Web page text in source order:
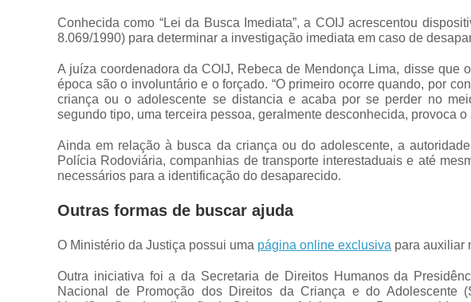
Conhecida como “Lei da Busca Imediata”, a COIJ acrescentou
8.069/1990) para determinar a investigação imediata em caso de
A juíza coordenadora da COIJ, Rebeca de Mendonça Lima, disse que
época são o involuntário e o forçado. “O primeiro ocorre quando, por
criança ou o adolescente se distancia e acaba por se perder no
segundo tipo, uma terceira pessoa, geralmente desconhecida, provoca
Ainda em relação à busca da criança ou do adolescente, a
Polícia Rodoviária, companhias de transporte interestaduais e até
necessários para a identificação do desaparecido.
Outras formas de buscar ajuda
O Ministério da Justiça possui uma página online exclusiva para auxiliar
Outra iniciativa foi a da Secretaria de Direitos Humanos da
Nacional de Promoção dos Direitos da Criança e do Adolescente